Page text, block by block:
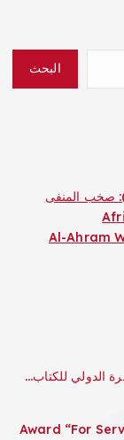
البحث
صخب المنفى
Al-Ahram
الدولي للكتاب…
Award “For